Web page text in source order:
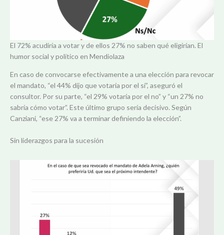
El 72% acudiría a votar y de ellos 27% no saben qué eligirían. El
humor social y político en Mendiolaza
En caso de convocarse efectivamente a una elección para revocar
el mandato, “el 44% dijo que votaría por el sí”, aseguró el
consultor. Por su parte, “el 29% votaría por el no” y “un 27% no
sabría cómo votar”. Este último grupo sería decisivo. Según
Canziani, “ese 27% va a terminar definiendo la elección”.
Sin liderazgos para la sucesión